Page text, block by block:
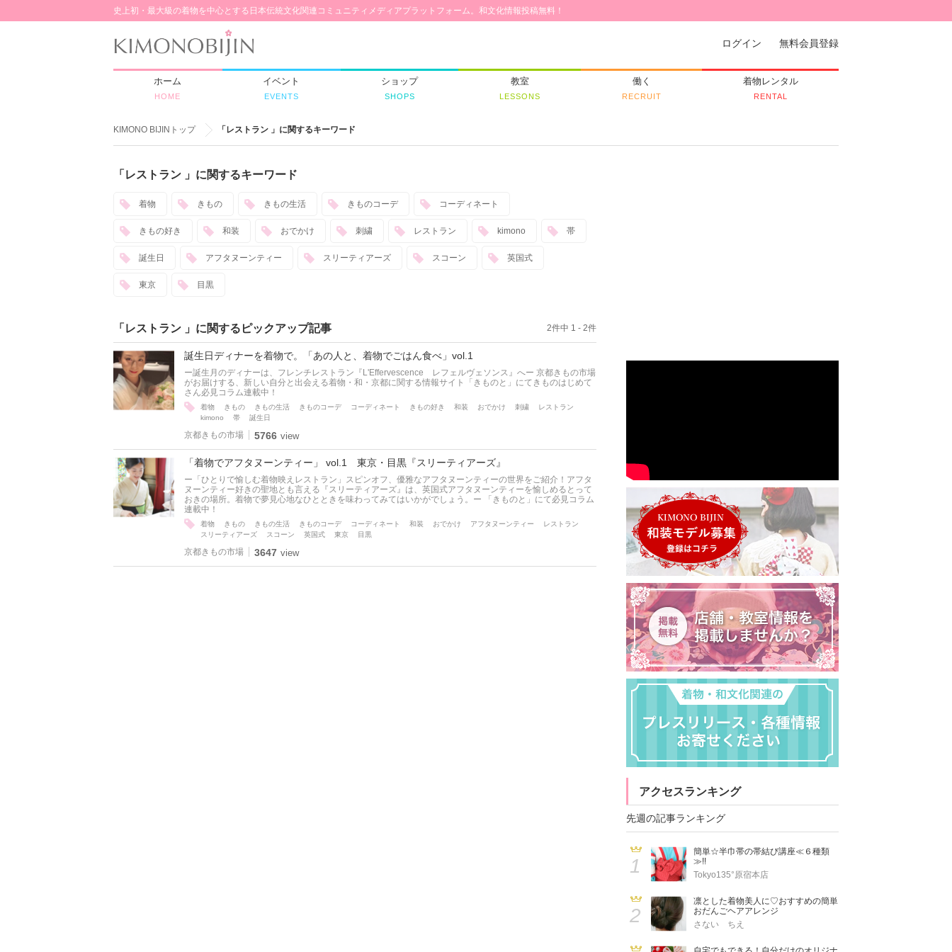
史上初・最大級の着物を中心とする日本伝統文化関連コミュニティメディアプラットフォーム。和文化情報投稿無料！
ログイン 無料会員登録
ホーム
HOME
イベント
EVENTS
ショップ
SHOPS
教室
LESSONS
働く
RECRUIT
着物レンタル
RENTAL
KIMONO BIJINトップ 「レストラン 」に関するキーワード
「レストラン 」に関するキーワード
着物 きもの きもの生活 きものコーデ コーディネート
きもの好き 和装 おでかけ 刺繍 レストラン kimono 帯
誕生日 アフタヌーンティー スリーティアーズ スコーン 英国式
東京 目黒
「レストラン 」に関するピックアップ記事 2件中 1 - 2件
誕生日ディナーを着物で。「あの人と、着物でごはん食べ」vol.1
ー誕生月のディナーは、フレンチレストラン『L'Effervescence レフェルヴェソンス』へー 京都きもの市場
がお届けする、新しい自分と出会える着物・和・京都に関する情報サイト「きものと」にてきものはじめて
さん必見コラム連載中！
着物 きもの きもの生活 きものコーデ コーディネート きもの好き 和装 おでかけ 刺繍
レストラン
kimono
帯 誕生日
京都きもの市場 5766 view
「着物でアフタヌーンティー」 vol.1 東京・目黒『スリーティアーズ』
ー「ひとりで愉しむ着物映えレストラン」スピンオフ、優雅なアフタヌーンティーの世界をご紹介！アフタ
ヌーンティー好きの聖地とも言える『スリーティアーズ』は、英国式アフタヌーンティーを愉しめるとって
おきの場所。着物で夢見心地なひとときを味わってみてはいかがでしょう。ー 「きものと」にて必見コラム
連載中！
着物 きもの きもの生活 きものコーデ コーディネート 和装 おでかけ アフタヌーンティー
レストラン
スリーティアーズ
スコーン 英国式 東京 目黒
京都きもの市場 3647 view
アクセスランキング
先週の記事ランキング
1
簡単☆半巾帯の帯結び講座≪６種類
≫!!
Tokyo135°原宿本店
2
凛とした着物美人に♡おすすめの簡単
おだんごヘアアレンジ
さない ちえ